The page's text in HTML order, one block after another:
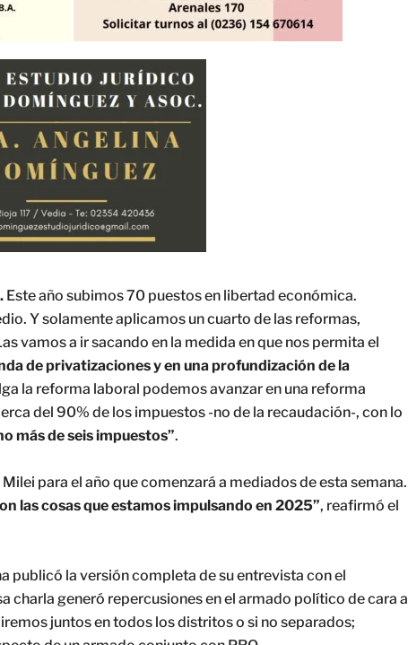
Este año subimos 70 puestos en libertad económica.
Y solamente aplicamos un cuarto de las reformas,
vamos a ir sacando en la medida en que nos permita el
de privatizaciones y en una profundización de la
la reforma laboral podemos avanzar en una reforma
del 90% de los impuestos -no de la recaudación-, con lo
más de seis impuestos”.
para el año que comenzará a mediados de esta semana.
las cosas que estamos impulsando en 2025”, reafirmó el
publicó la versión completa de su entrevista con el
charla generó repercusiones en el armado político de cara a
juntos en todos los distritos o si no separados;